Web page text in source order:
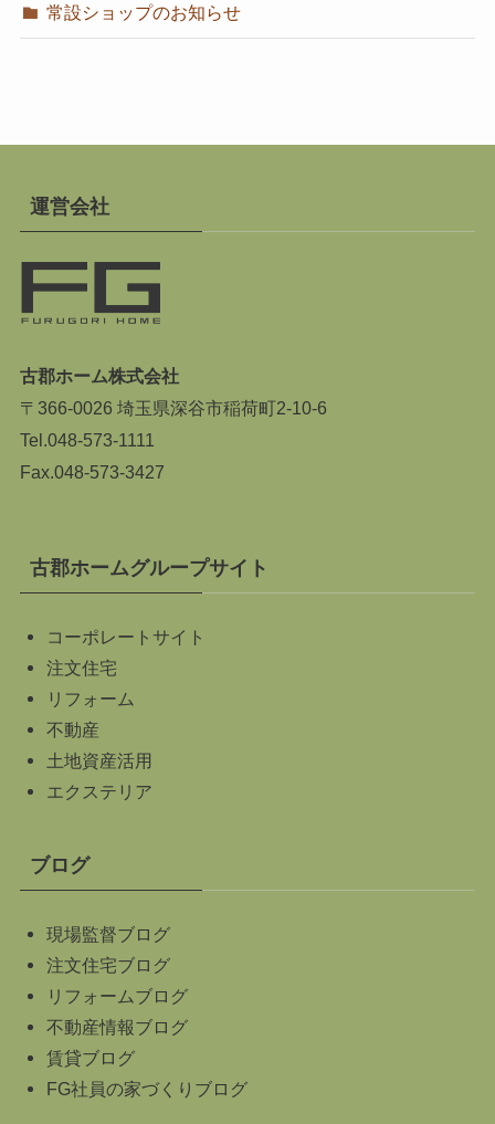
常設ショップのお知らせ
運営会社
古郡ホーム株式会社
〒366-0026 埼玉県深谷市稲荷町2-10-6
Tel.048-573-1111
Fax.048-573-3427
古郡ホームグループサイト
コーポレートサイト
注文住宅
リフォーム
不動産
土地資産活用
エクステリア
ブログ
現場監督ブログ
注文住宅ブログ
リフォームブログ
不動産情報ブログ
賃貸ブログ
FG社員の家づくりブログ